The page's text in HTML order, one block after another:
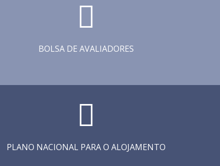
BOLSA DE AVALIADORES
PLANO NACIONAL PARA O ALOJAMENTO